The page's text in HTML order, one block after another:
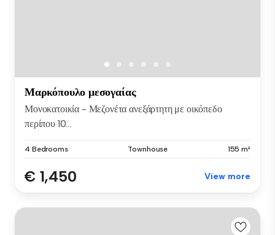
Μαρκόπουλο μεσογαίας
Μονοκατοικία - Μεζονέτα ανεξάρτητη με οικόπεδο
περίπου 10...
4 Bedrooms Townhouse 155 m²
€ 1,450 View more